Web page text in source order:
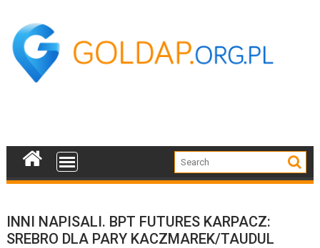
content
INNI NAPISALI. BPT FUTURES KARPACZ:
SREBRO DLA PARY KACZMAREK/TAUDUL